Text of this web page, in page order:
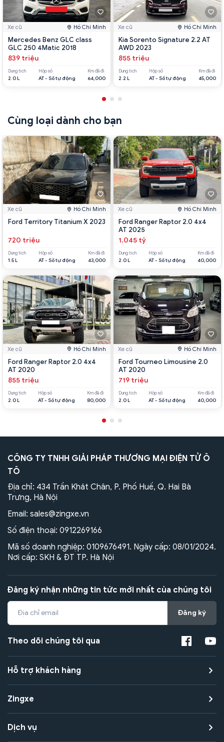
Xe cũ Hồ Chí Minh
Mercedes Benz GLC class
GLC 250 4Matic 2018
839 triệu
Dung tích
2.0 L
Hộp số
AT - Số tự động
Km đã đi
64,000
Xe cũ Hồ Chí Minh
Kia Sorento Signature 2.2 AT
AWD 2023
855 triệu
Dung tích
2.2 L
Hộp số
AT - Số tự động
Km đã đi
45,000
Cùng loại dành cho bạn
Xe cũ Hồ Chí Minh
Ford Territory Titanium X 2023
720 triệu
Dung tích
1.5 L
Hộp số
AT - Số tự động
Km đã đi
43,000
Xe cũ Hồ Chí Minh
Ford Ranger Raptor 2.0 4x4
AT 2020
855 triệu
Dung tích
2.0 L
Hộp số
AT - Số tự động
Km đã đi
80,000
Xe cũ Hồ Chí Minh
Ford Ranger Raptor 2.0 4x4
AT 2025
1.045 tỷ
Dung tích
2.0 L
Hộp số
AT - Số tự động
Km đã đi
40,000
Xe cũ Hồ Chí Minh
Ford Tourneo Limousine 2.0
AT 2020
719 triệu
Dung tích
2.0 L
Hộp số
AT - Số tự động
Km đã đi
40,000
CÔNG TY TNHH GIẢI PHÁP THƯƠNG MẠI ĐIỆN TỬ Ô
TÔ
Địa chỉ: 434 Trần Khát Chân, P. Phố Huế, Q. Hai Bà
Trưng, Hà Nội
Email: sales@zingxe.vn
Số điện thoại: 0912269166
Mã số doanh nghiệp: 0109676491. Ngày cấp: 08/01/2024.
Nơi cấp: SKH & ĐT TP. Hà Nội
Đăng ký nhận những tin tức mới nhất của chúng tôi
Đăng ký
Theo dõi chúng tôi qua
Hỗ trợ khách hàng
Zingxe
Dịch vụ